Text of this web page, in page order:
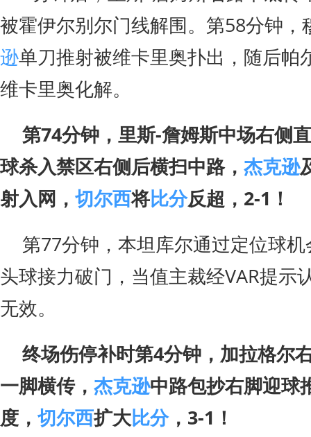
被霍伊尔别尔门线解围。第58分钟，
逊单刀推射被维卡里奥扑出，随后帕
维卡里奥化解。
第74分钟，里斯-詹姆斯中场右侧
球杀入禁区右侧后横扫中路， 杰克逊
射入网， 切尔西将比分反超，2-1！
第77分钟，本坦库尔通过定位球
头球接力破门，当值主裁经VAR提示
无效。
终场伤停补时第4分钟，加拉格尔
一脚横传， 杰克逊中路包抄右脚迎球
度， 切尔西扩大比分，3-1！